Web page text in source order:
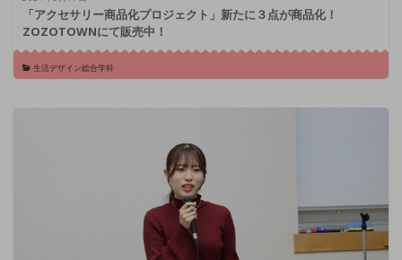
「アクセサリー商品化プロジェクト」新たに３点が商品化！
ZOZOTOWNにて販売中！
生活デザイン総合学科